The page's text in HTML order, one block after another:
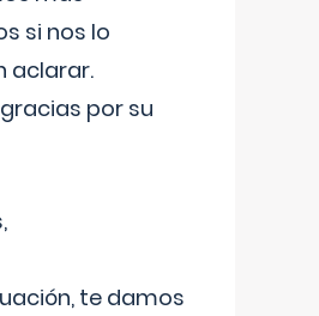
si nos lo
aclarar.
por su
te damos